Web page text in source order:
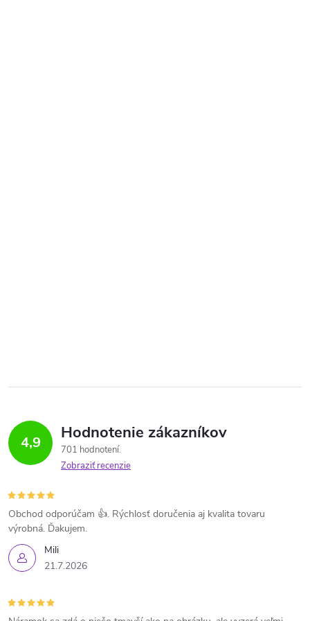
4,9 Hodnotenie zákazníkov
701 hodnotení
Zobraziť recenzie
Mili
21.7.2026
Obchod odporúčam 👍. Rýchlosť doručenia aj kvalita tovaru
výrobná. Ďakujem.